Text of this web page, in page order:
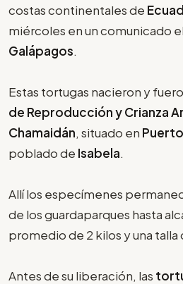
costas continentales de
miércoles en un comunicado el
Galápagos.
Estas tortugas nacieron y
de Reproducción y Crianza
Chamaidán, situado en
poblado de Isabela.
Allí los especímenes
de los guardaparques hasta
promedio de 2 kilos y una
Antes de su liberación, las